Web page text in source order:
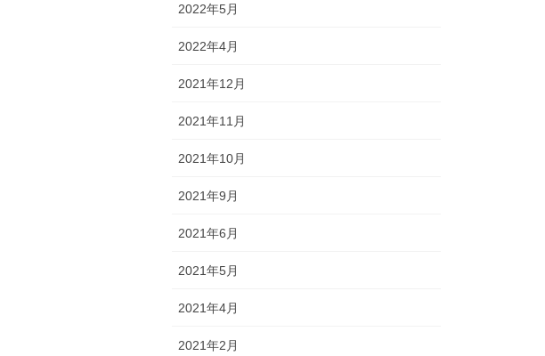
2022年5月
2022年4月
2021年12月
2021年11月
2021年10月
2021年9月
2021年6月
2021年5月
2021年4月
2021年2月